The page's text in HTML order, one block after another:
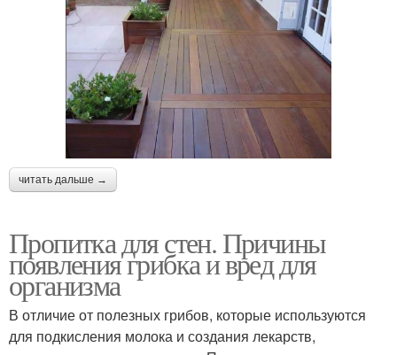
читать дальше →
Пропитка для стен. Причины
появления грибка и вред для
организма
В отличие от полезных грибов, которые используются
для подкисления молока и создания лекарств,